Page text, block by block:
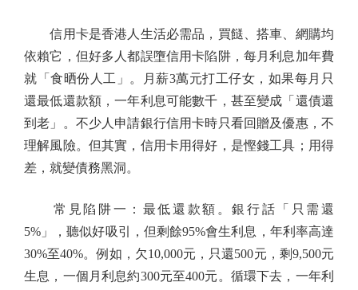
信用卡是香港人生活必需品，買餸、搭車、網購均
依賴它，但好多人都誤墮信用卡陷阱，每月利息加年費
就「食晒份人工」。月薪3萬元打工仔女，如果每月只
還最低還款額，一年利息可能數千，甚至變成「還債還
到老」。不少人申請銀行信用卡時只看回贈及優惠，不
理解風險。但其實，信用卡用得好，是慳錢工具；用得
差，就變債務黑洞。
常見陷阱一：最低還款額。銀行話「只需還
5%」，聽似好吸引，但剩餘95%會生利息，年利率高達
30%至40%。例如，欠10,000元，只還500元，剩9,500元
生息，一個月利息約300元至400元。循環下去，一年利